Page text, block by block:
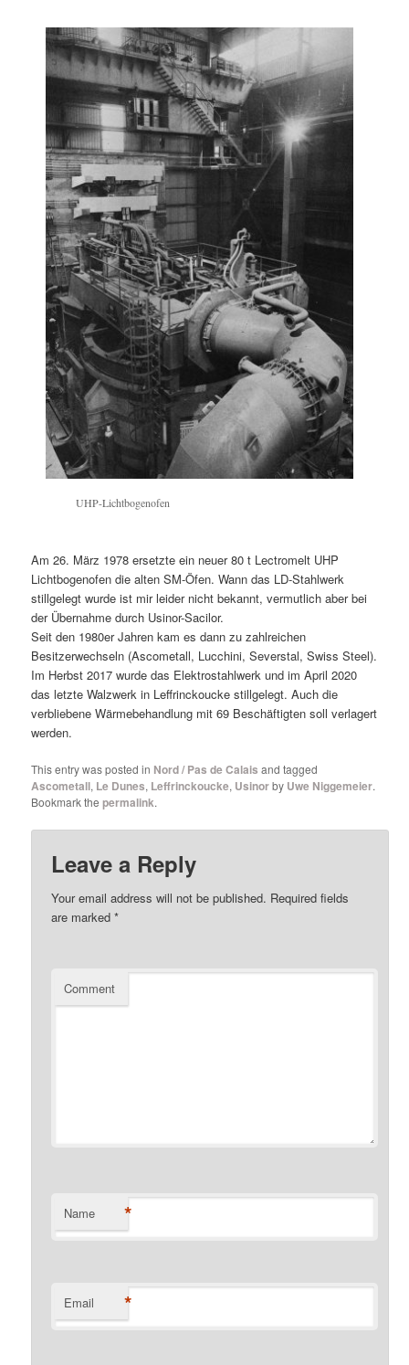
UHP-Lichtbogenofen
Am 26. März 1978 ersetzte ein neuer 80 t Lectromelt UHP
Lichtbogenofen die alten SM-Öfen. Wann das LD-Stahlwerk
stillgelegt wurde ist mir leider nicht bekannt, vermutlich aber bei
der Übernahme durch Usinor-Sacilor.
Seit den 1980er Jahren kam es dann zu zahlreichen
Besitzerwechseln (Ascometall, Lucchini, Severstal, Swiss Steel).
Im Herbst 2017 wurde das Elektrostahlwerk und im April 2020
das letzte Walzwerk in Leffrinckoucke stillgelegt. Auch die
verbliebene Wärmebehandlung mit 69 Beschäftigten soll verlagert
werden.
This entry was posted in Nord / Pas de Calais and tagged
Ascometall, Le Dunes, Leffrinckoucke, Usinorby Uwe Niggemeier.
Bookmark thepermalink.
Leave a Reply
Your email address will not be published. Required fields
are marked*
Comment
Name *
Email *